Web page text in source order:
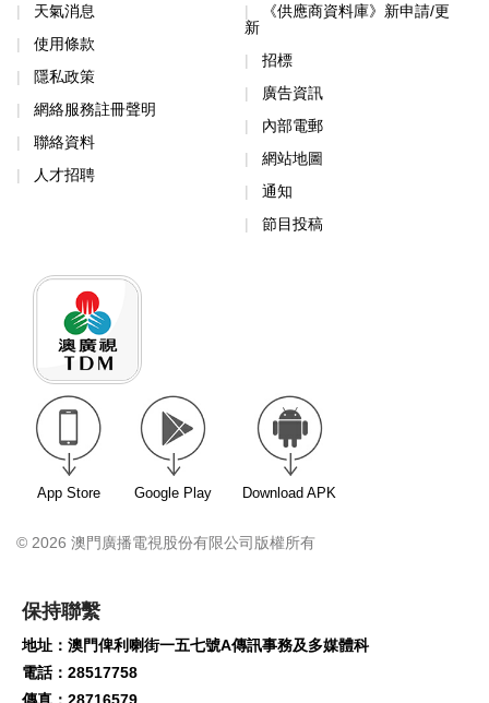
天氣消息
使用條款
隱私政策
網絡服務註冊聲明
聯絡資料
人才招聘
《供應商資料庫》新申請/更
新
招標
廣告資訊
內部電郵
網站地圖
通知
節目投稿
App Store Google Play Download APK
© 2026 澳門廣播電視股份有限公司版權所有
保持聯繫
地址：澳門俾利喇街一五七號A傳訊事務及多媒體科
電話：28517758